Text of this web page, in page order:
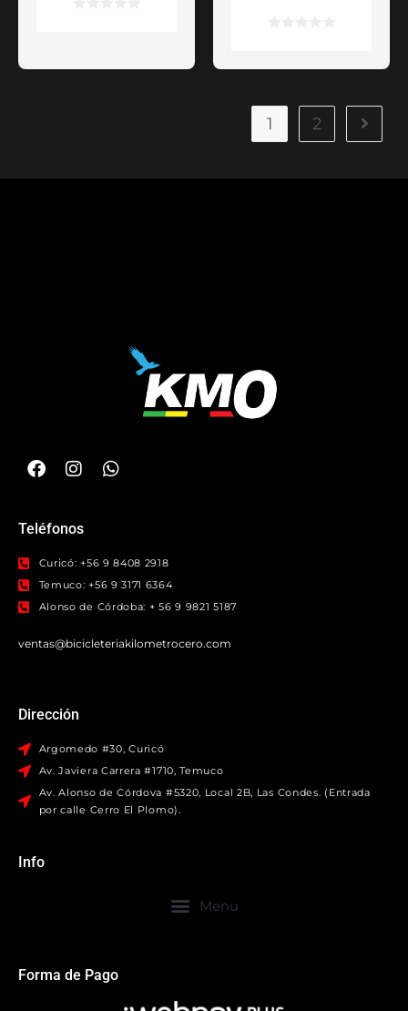
1 2
Teléfonos
Curicó: +56 9 8408 2918
Temuco: +56 9 3171 6364
Alonso de Córdoba: + 56 9 9821 5187
ventas@bicicleteriakilometrocero.com
Dirección
Argomedo #30, Curicó
Av. Javiera Carrera #1710, Temuco
Av. Alonso de Córdova #5320, Local 2B, Las Condes. (Entrada
por calle Cerro El Plomo).
Info
Forma de Pago